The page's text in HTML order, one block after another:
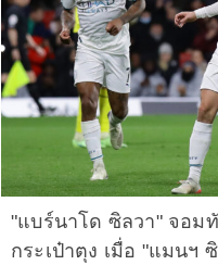
"แบร์นาโด ซิลวา" จอม
กระเป๋าตุง เมื่อ "แมนฯ